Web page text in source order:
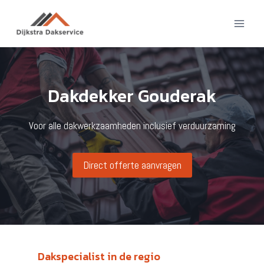
inhoud
Dakdekker Gouderak
Voor alle dakwerkzaamheden inclusief verduurzaming
Direct offerte aanvragen
Dakspecialist in de regio